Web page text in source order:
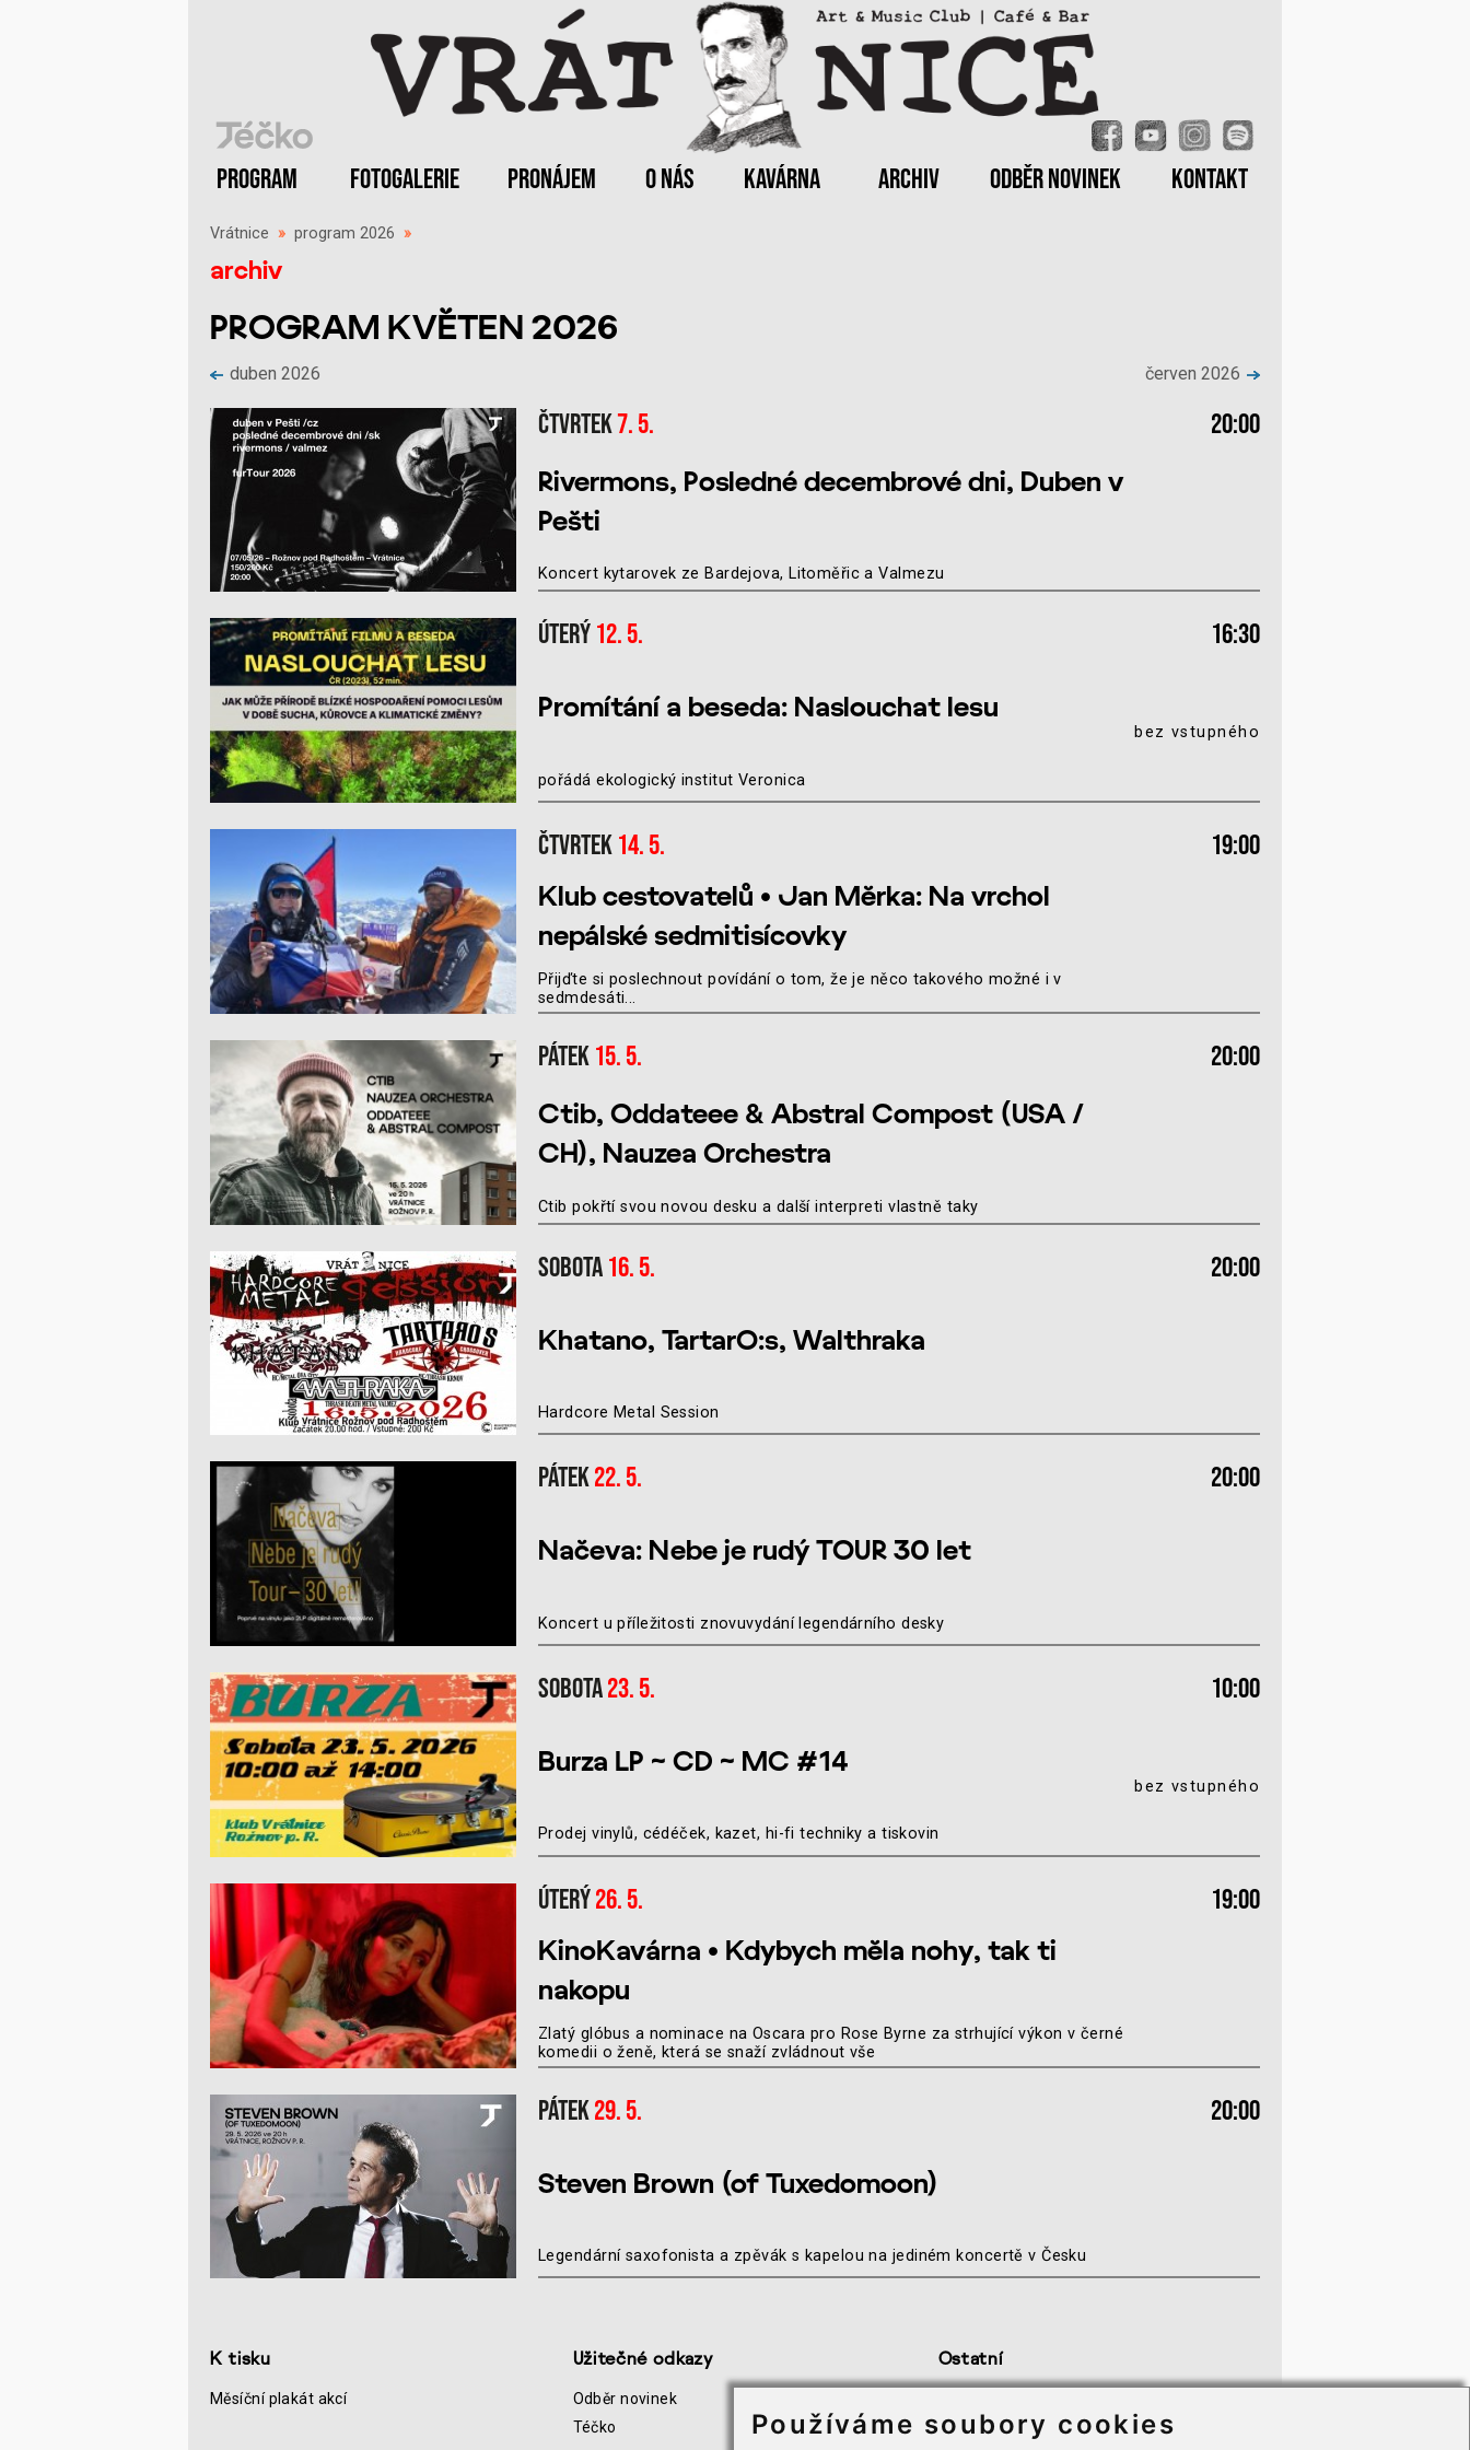
Používáme soubory cookies
PROGRAM FOTOGALERIE PRONÁJEM O NÁS KAVÁRNA ARCHIV ODBĚR NOVINEK KONTAKT
Vrátnice » program 2026 »
archiv
PROGRAM KVĚTEN 2026
duben 2026 červen 2026
Čtvrtek7. 5.
20:00
Rivermons, Posledné decembrové dni, Duben v
Pešti
Koncert kytarovek ze Bardejova, Litoměřic a Valmezu
Úterý12. 5. 16:30
Promítání a beseda: Naslouchat lesu
pořádá ekologický institut Veronica
bez vstupného
Čtvrtek14. 5.
19:00
Klub cestovatelů • Jan Měrka: Na vrchol
nepálské sedmitisícovky
Přijďte si poslechnout povídání o tom, že je něco takového možné i v
sedmdesáti...
Pátek15. 5.
20:00
Ctib, Oddateee & Abstral Compost (USA /
CH), Nauzea Orchestra
Ctib pokřtí svou novou desku a další interpreti vlastně taky
Sobota16. 5. 20:00
Khatano, TartarO:s, Walthraka
Hardcore Metal Session
Pátek22. 5. 20:00
Načeva: Nebe je rudý TOUR 30 let
Koncert u příležitosti znovuvydání legendárního desky
Sobota23. 5. 10:00
Burza LP ~ CD ~ MC #14
Prodej vinylů, cédéček, kazet, hi-fi techniky a tiskovin
bez vstupného
Úterý26. 5.
19:00
KinoKavárna • Kdybych měla nohy, tak ti
nakopu
Zlatý glóbus a nominace na Oscara pro Rose Byrne za strhující výkon v černé
komedii o ženě, která se snaží zvládnout vše
Pátek29. 5. 20:00
Steven Brown (of Tuxedomoon)
Legendární saxofonista a zpěvák s kapelou na jediném koncertě v Česku
K tisku
Měsíční plakát akcí
Užitečné odkazy
Odběr novinek
Téčko
Ostatní
Informace o zpracování osobních údajů